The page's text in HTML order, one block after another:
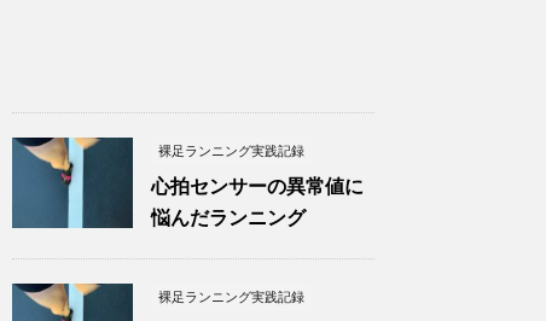
裸足ランニング実践記録
心拍センサーの異常値に
悩んだランニング
裸足ランニング実践記録